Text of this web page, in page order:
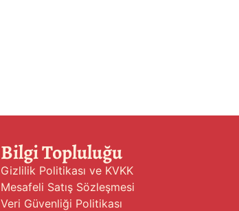
Bilgi Topluluğu
Gizlilik Politikası ve KVKK
Mesafeli Satış Sözleşmesi
Veri Güvenliği Politikası